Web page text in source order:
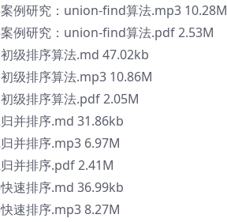
例研究：union-find算法.mp3 10.28M
例研究：union-find算法.pdf 2.53M
级排序算法.md 47.02kb
级排序算法.mp3 10.86M
级排序算法.pdf 2.05M
并排序.md 31.86kb
并排序.mp3 6.97M
并排序.pdf 2.41M
速排序.md 36.99kb
速排序.mp3 8.27M